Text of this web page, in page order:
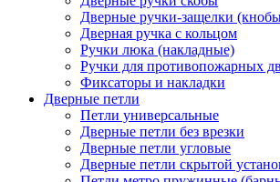
Дверные ручки-защелки
Дверная ручка с кольцом
Ручки люка (накладные)
Ручки для противопожарных
Фиксаторы и накладки
Дверные петли
Петли универсальные
Дверные петли без врезки
Дверные петли угловые
Дверные петли скрытой